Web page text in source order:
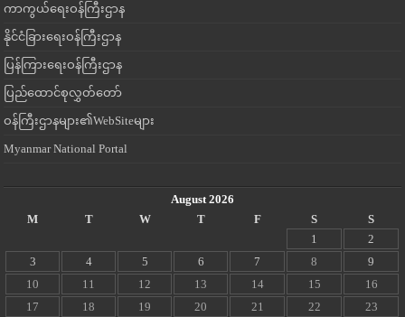
ကာကွယ်ရေးဝန်ကြီးဌာန
နိုင်ငံခြားရေးဝန်ကြီးဌာန
ပြန်ကြားရေးဝန်ကြီးဌာန
ပြည်ထောင်စုလွှတ်တော်
ဝန်ကြီးဌာနများ၏WebSiteများ
Myanmar National Portal
August 2026
M
T W T F S
S
1
2
3
4 5 6 7 8
9
10
11 12 13 14 15
16
17
18 19 20 21 22
23